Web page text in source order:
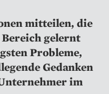
mitteilen, die
Bereich gelernt
Probleme,
Gedanken
im